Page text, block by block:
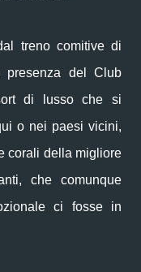
treno comitive di
presenza del Club
di lusso che si
o nei paesi vicini,
corali della migliore
che comunque
ci fosse in